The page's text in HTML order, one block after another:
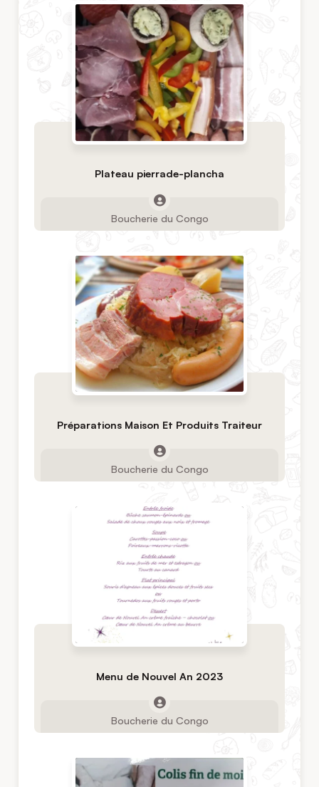
Plateau pierrade-plancha
Boucherie du Congo
Préparations Maison Et Produits Traiteur
Boucherie du Congo
Menu de Nouvel An 2023
Boucherie du Congo